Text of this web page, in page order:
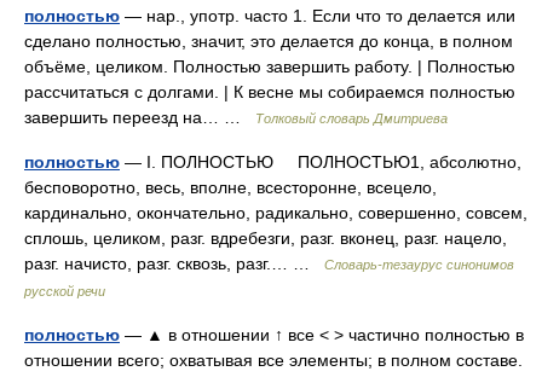
полностью — нар., употр. часто 1. Если что то делается или
сделано полностью, значит, это делается до конца, в полном
объёме, целиком. Полностью завершить работу. | Полностью
рассчитаться с долгами. | К весне мы собираемся полностью
завершить переезд на… …
Толковый словарь Дмитриева
полностью — I. ПОЛНОСТЬЮ ПОЛНОСТЬЮ1, абсолютно,
бесповоротно, весь, вполне, всесторонне, всецело,
кардинально, окончательно, радикально, совершенно, совсем,
сплошь, целиком, разг. вдребезги, разг. вконец, разг. нацело,
разг. начисто, разг. сквозь, разг.… …
Словарь-тезаурус синонимов
русской речи
полностью — ▲ в отношении ↑ все < > частично полностью в
отношении всего; охватывая все элементы; в полном составе.